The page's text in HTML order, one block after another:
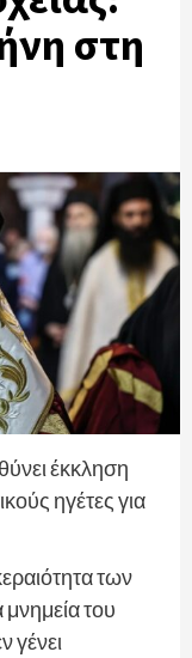
στη
έκκληση
ηγέτες για
των
του
γένει